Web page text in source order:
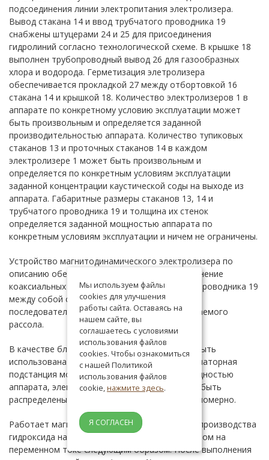
подсоединения линии электропитания электролизера.
Вывод стакана 14 и ввод трубчатого проводника 19
снабжены штуцерами 24 и 25 для присоединения
гидролиний согласно технологической схеме. В крышке 18
выполнен трубопроводный вывод 26 для газообразных
хлора и водорода. Герметизация элетролизера
обеспечивается прокладкой 27 между отбортовкой 16
стакана 14 и крышкой 18. Количество электролизеров 1 в
аппарате по конкретному условию эксплуатации может
быть произвольным и определяется заданной
производительностью аппарата. Количество тупиковых
стаканов 13 и проточных стаканов 14 в каждом
электролизере 1 может быть произвольным и
определяется по конкретным условиям эксплуатации
заданной концентрации каустической соды на выходе из
аппарата. Габаритные размеры стаканов 13, 14 и
трубчатого проводника 19 и толщина их стенок
определяется заданной мощностью аппарата по
конкретным условиям эксплуатации и ничем не ограничены.
Устройство магнитодинамического электролизера по
описанию обеспечивает электрическое соединение
коаксиальных стаканов 13 и 14 и трубчатого проводника 19
между собой согласно по магнитному полю и
последовательно по гидропотоку обрабатываемого
рассола.
В качестве блока электропитания 12 может быть
использована типовая трехфазная трансформаторная
подстанция мощностью, согласованной с мощностью
аппарата, электролизеры 1 которого должны быть
распределены по фазам трехфазной сети равномерно.
Работает магнитодинамический аппарат для производства
гидроксида натрия электрохимическим способом на
переменном токе следующим образом. После выполнения
Мы используем файлы
cookies для улучшения
работы сайта. Оставаясь на
нашем сайте, вы
соглашаетесь с условиями
использования файлов
cookies. Чтобы ознакомиться
с нашей Политикой
использования файлов
cookie,нажмите здесь.
Я СОГЛАСЕН